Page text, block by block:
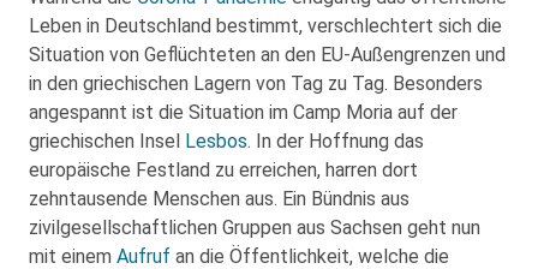
Leben in Deutschland bestimmt, verschlechtert sich die
Situation von Geflüchteten an den EU-Außengrenzen und
in den griechischen Lagern von Tag zu Tag. Besonders
angespannt ist die Situation im Camp Moria auf der
griechischen Insel Lesbos. In der Hoffnung das
europäische Festland zu erreichen, harren dort
zehntausende Menschen aus. Ein Bündnis aus
zivilgesellschaftlichen Gruppen aus Sachsen geht nun
mit einem Aufruf an die Öffentlichkeit, welche die